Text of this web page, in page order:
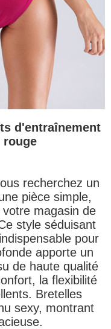
d'entraînement
rouge
recherchez un
pièce simple,
magasin de
style séduisant
pour
apporte un
de haute qualité
la flexibilité
Bretelles
sexy, montrant